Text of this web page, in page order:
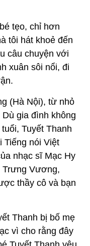
tẹo, chỉ hơn
tôi hát khoẻ đến
câu chuyện với
xuân sôi nổi, đi
(Hà Nội), từ nhỏ
gia đình không
Tuyết Thanh
Tiếng nói Việt
nhạc sĩ Mạc Hy
Vương,
thầy cô và bạn
Thanh bị bố mẹ
vì cho rằng đây